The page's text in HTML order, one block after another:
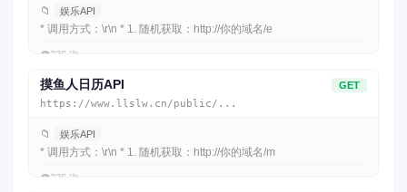
📁 娱乐API
* 调用方式：\r\n * 1. 随机获取：http://你的域名/e
👁️236 次
摸鱼人日历API GET
https://www.llslw.cn/public/...
📁 娱乐API
* 调用方式：\r\n * 1. 随机获取：http://你的域名/m
👁️226 次